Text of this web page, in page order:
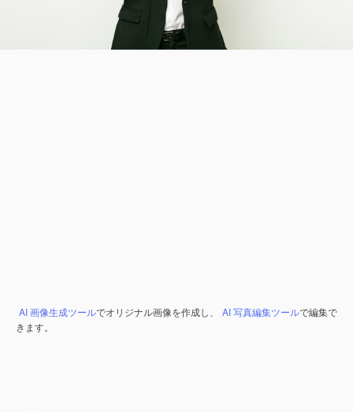
AI 画像生成ツールでオリジナル画像を作成し、 AI 写真編集ツールで編集で
きます。